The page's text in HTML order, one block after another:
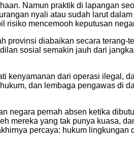
Namun praktik di lapangan
nyali atau sudah larut
risiko mencemooh keputusan
provinsi diabaikan secara terang-
sosial semakin jauh dari
kenyamanan dari operasi ilegal,
dan lembaga pengawas di
negara pernah absen ketika
mereka yang tak punya kuasa,
percaya: hukum lingkungan